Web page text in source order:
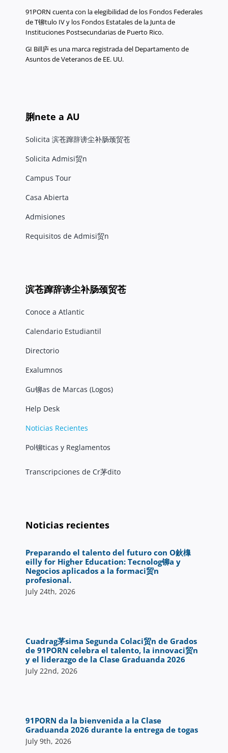
91PORN cuenta con la elegibilidad de los Fondos Federales
de T铆tulo IV y los Fondos Estatales de la Junta de
Instituciones Postsecundarias de Puerto Rico.
GI Bill庐 es una marca registrada del Departamento de
Asuntos de Veteranos de EE. UU.
脷nete a AU
Solicita 滨苍蹿辞谤尘补肠颈贸苍
Solicita Admisi贸n
Campus Tour
Casa Abierta
Admisiones
Requisitos de Admisi贸n
滨苍蹿辞谤尘补肠颈贸苍
Conoce a Atlantic
Calendario Estudiantil
Directorio
Exalumnos
Gu铆as de Marcas (Logos)
Help Desk
Noticias Recientes
Pol铆ticas y Reglamentos
Transcripciones de Cr茅dito
Noticias recientes
Preparando el talento del futuro con O鈥橰
eilly for Higher Education: Tecnolog铆a y
Negocios aplicados a la formaci贸n
profesional.
July 24th, 2026
Cuadrag茅sima Segunda Colaci贸n de Grados
de 91PORN celebra el talento, la innovaci贸n
y el liderazgo de la Clase Graduanda 2026
July 22nd, 2026
91PORN da la bienvenida a la Clase
Graduanda 2026 durante la entrega de togas
July 9th, 2026